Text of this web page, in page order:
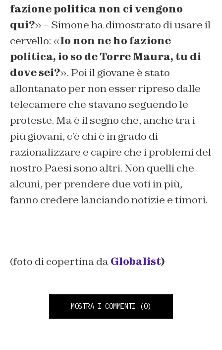
fazione politica non ci vengono
qui?» – Simone ha dimostrato di usare il
cervello: «Io non ne ho fazione
politica, io so de Torre Maura, tu di
dove sei?». Poi il giovane è stato
allontanato per non esser ripreso dalle
telecamere che stavano seguendo le
proteste. Ma è il segno che, anche tra i
più giovani, c’è chi è in grado di
razionalizzare e capire che i problemi del
nostro Paesi sono altri. Non quelli che
alcuni, per prendere due voti in più,
fanno credere lanciando notizie e timori.
(foto di copertina daGlobalist)
MOSTRA I COMMENTI (0)